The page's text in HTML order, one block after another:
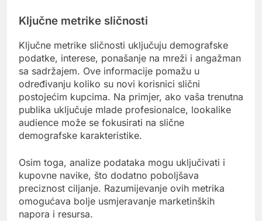
Ključne metrike sličnosti
Ključne metrike sličnosti uključuju demografske
podatke, interese, ponašanje na mreži i angažman
sa sadržajem. Ove informacije pomažu u
određivanju koliko su novi korisnici slični
postojećim kupcima. Na primjer, ako vaša trenutna
publika uključuje mlade profesionalce, lookalike
audience može se fokusirati na slične
demografske karakteristike.
Osim toga, analize podataka mogu uključivati i
kupovne navike, što dodatno poboljšava
preciznost ciljanje. Razumijevanje ovih metrika
omogućava bolje usmjeravanje marketinških
napora i resursa.